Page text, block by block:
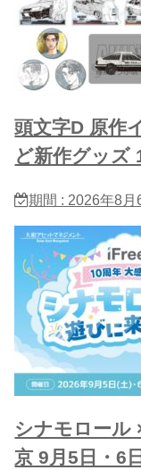
頭文字D 原作
ど新作グッズ
期間 : 2026年8月
シナモロール
京 9月5日・6